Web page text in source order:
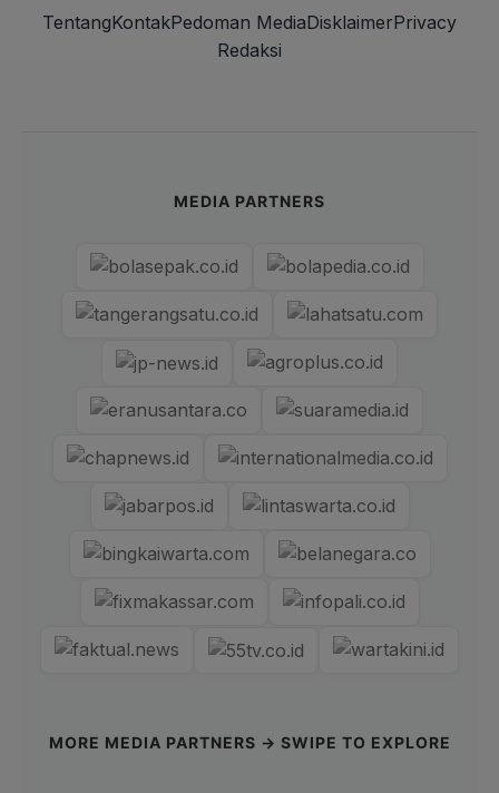
TentangKontakPedoman MediaDisklaimerPrivacy
Redaksi
MEDIA PARTNERS
MORE MEDIA PARTNERS → SWIPE TO EXPLORE